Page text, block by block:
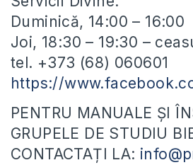
Duminică, 14:00 – 16:00
Joi, 18:30 – 19:30 –
tel. +373 (68) 060601
https://
PENTRU MANUALE ȘI
GRUPELE DE STUDIU
CONTACTAȚI LA: